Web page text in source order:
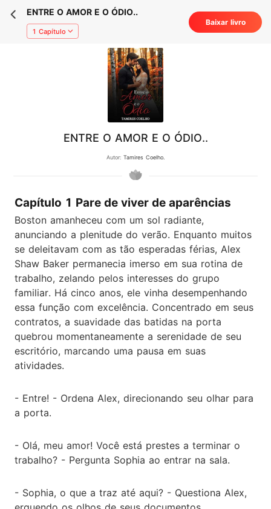
ENTRE O AMOR E O ÓDIO..
1 Capítulo
Baixar livro
ENTRE O AMOR E O ÓDIO..
Autor: Tamires Coelho.
Capítulo 1 Pare de viver de aparências
Boston amanheceu com um sol radiante,
anunciando a plenitude do verão. Enquanto muitos
se deleitavam com as tão esperadas férias, Alex
Shaw Baker permanecia imerso em sua rotina de
trabalho, zelando pelos interesses do grupo
familiar. Há cinco anos, ele vinha desempenhando
essa função com excelência. Concentrado em seus
contratos, a suavidade das batidas na porta
quebrou momentaneamente a serenidade de seu
escritório, marcando uma pausa em suas
atividades.
- Entre! - Ordena Alex, direcionando seu olhar para
a porta.
- Olá, meu amor! Você está prestes a terminar o
trabalho? - Pergunta Sophia ao entrar na sala.
- Sophia, o que a traz até aqui? - Questiona Alex,